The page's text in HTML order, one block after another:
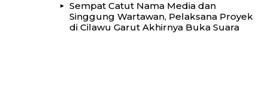
Sempat Catut Nama Media dan
Singgung Wartawan, Pelaksana Proyek
di Cilawu Garut Akhirnya Buka Suara